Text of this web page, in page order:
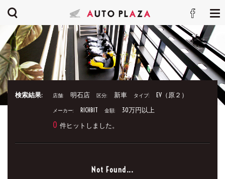
検索結果: 店舗: 明石店 区分: 新車 タイプ: EV（原２）
メーカー: RICHBIT 金額: 30万円以上
0 件ヒットしました。
Not Found...